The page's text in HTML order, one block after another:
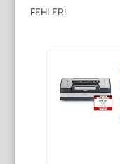
FEHLER!